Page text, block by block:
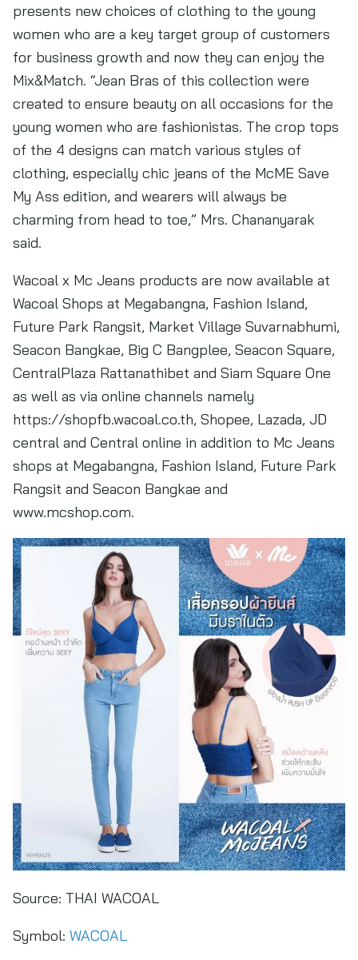
presents new choices of clothing to the young
women who are a key target group of customers
for business growth and now they can enjoy the
Mix&Match. “Jean Bras of this collection were
created to ensure beauty on all occasions for the
young women who are fashionistas. The crop tops
of the 4 designs can match various styles of
clothing, especially chic jeans of the McME Save
My Ass edition, and wearers will always be
charming from head to toe,” Mrs. Chananyarak
said.
Wacoal x Mc Jeans products are now available at
Wacoal Shops at Megabangna, Fashion Island,
Future Park Rangsit, Market Village Suvarnabhumi,
Seacon Bangkae, Big C Bangplee, Seacon Square,
CentralPlaza Rattanathibet and Siam Square One
as well as via online channels namely
https://shopfb.wacoal.co.th, Shopee, Lazada, JD
central and Central online in addition to Mc Jeans
shops at Megabangna, Fashion Island, Future Park
Rangsit and Seacon Bangkae and
www.mcshop.com.
Source: THAI WACOAL
Symbol: WACOAL